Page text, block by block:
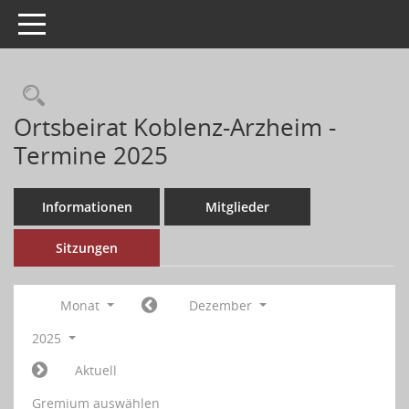
Toggle navigation
Ortsbeirat Koblenz-Arzheim -
Termine 2025
Informationen Mitglieder
Sitzungen
Monat
Dezember
2025
Aktuell
Gremium auswählen